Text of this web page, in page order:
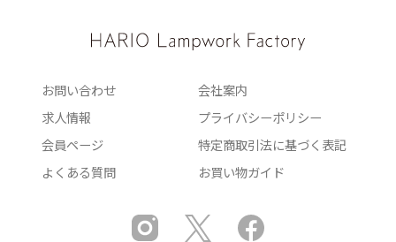
お問い合わせ
会社案内
求人情報
プライバシーポリシー
会員ページ
特定商取引法に基づく表記
よくある質問
お買い物ガイド